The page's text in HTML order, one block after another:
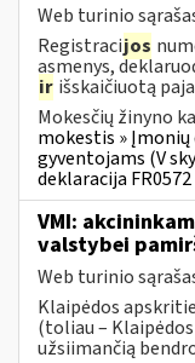
Web turinio
Registracijos
asmenys,
ir išskaičiuotą
Mokesčių žinyno
mokestis »
gyventojams (V
deklaracija
VMI:
valstybei
Web turinio
Klaipėdos
(toliau –
užsiimančią